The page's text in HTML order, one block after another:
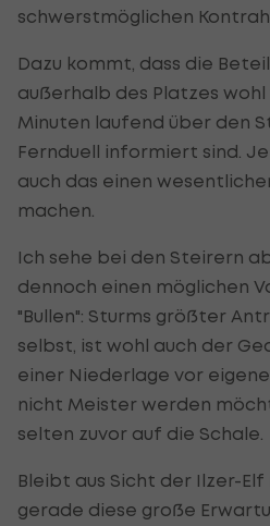
schwerstmöglichen
Dazu kommt, dass die
außerhalb des Platzes
Minuten laufend über den
Fernduell informiert sind.
auch das einen
machen.
Ich sehe bei den Steirern
dennoch einen möglichen
"Bullen": Sturms größter
selbst, ist wohl auch der
einer Niederlage vor
nicht Meister werden
selten zuvor auf die Schale.
Bleibt aus Sicht der Ilzer-Elf
gerade diese große